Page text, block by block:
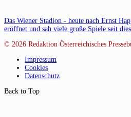
Das Wiener Stadion - heute nach Ernst
eröffnet und sah viele große Spiele seit
© 2026 Redaktion Österreichisches
Impressum
Cookies
Datenschutz
Back to Top